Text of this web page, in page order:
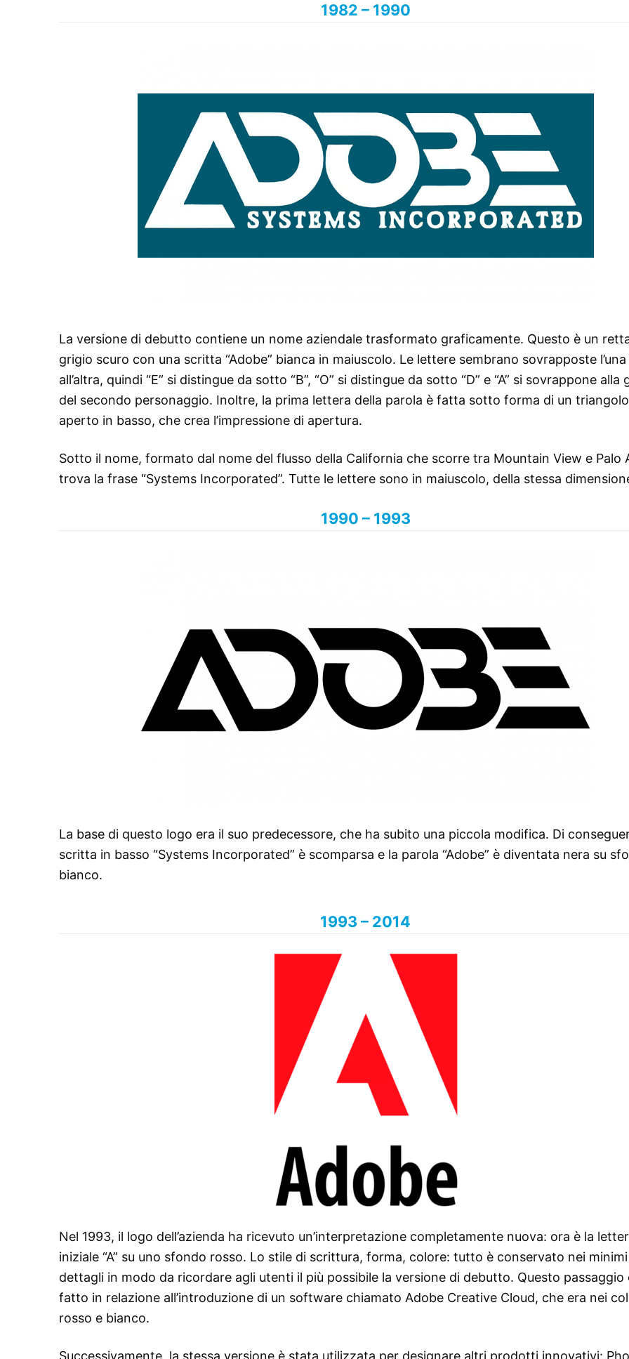
1982 – 1990
La versione di debutto contiene un nome aziendale trasformato graficamente. Questo è un
grigio scuro con una scritta “Adobe” bianca in maiuscolo. Le lettere sembrano sovrapposte l’una
all’altra, quindi “E” si distingue da sotto “B”, “O” si distingue da sotto “D” e “A” si sovrappone alla
del secondo personaggio. Inoltre, la prima lettera della parola è fatta sotto forma di un triangolo
aperto in basso, che crea l’impressione di apertura.
Sotto il nome, formato dal nome del flusso della California che scorre tra Mountain View e Palo
trova la frase “Systems Incorporated”. Tutte le lettere sono in maiuscolo, della stessa
1990 – 1993
La base di questo logo era il suo predecessore, che ha subito una piccola modifica. Di
scritta in basso “Systems Incorporated” è scomparsa e la parola “Adobe” è diventata nera su
bianco.
1993 – 2014
Nel 1993, il logo dell’azienda ha ricevuto un’interpretazione completamente nuova: ora è la
iniziale “A” su uno sfondo rosso. Lo stile di scrittura, forma, colore: tutto è conservato nei minimi
dettagli in modo da ricordare agli utenti il ​​più possibile la versione di debutto. Questo passaggio
fatto in relazione all’introduzione di un software chiamato Adobe Creative Cloud, che era nei
rosso e bianco.